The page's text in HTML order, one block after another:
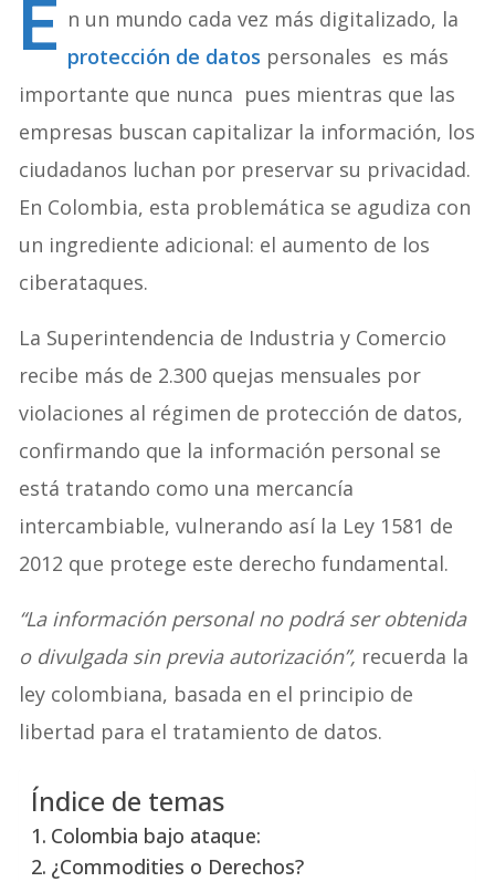
E n un mundo cada vez más digitalizado, la
protección de datos personales es más
importante que nunca pues mientras que las
empresas buscan capitalizar la información, los
ciudadanos luchan por preservar su privacidad.
En Colombia, esta problemática se agudiza con
un ingrediente adicional: el aumento de los
ciberataques.
La Superintendencia de Industria y Comercio
recibe más de 2.300 quejas mensuales por
violaciones al régimen de protección de datos,
confirmando que la información personal se
está tratando como una mercancía
intercambiable, vulnerando así la Ley 1581 de
2012 que protege este derecho fundamental.
“La información personal no podrá ser obtenida
o divulgada sin previa autorización”, recuerda la
ley colombiana, basada en el principio de
libertad para el tratamiento de datos.
Índice de temas
Colombia bajo ataque:
¿Commodities o Derechos?